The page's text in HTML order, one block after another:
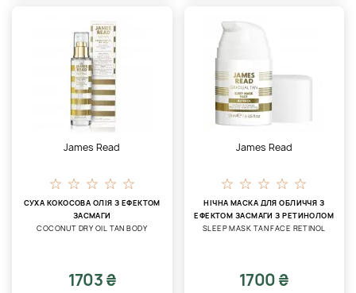
James Read
СУХА КОКОСОВА ОЛІЯ З ЕФЕКТОМ
ЗАСМАГИ
COCONUT DRY OIL TAN BODY
1703 ₴
James Read
НІЧНА МАСКА ДЛЯ ОБЛИЧЧЯ З
ЕФЕКТОМ ЗАСМАГИ З РЕТИНОЛОМ
SLEEP MASK TAN FACE RETINOL
1700 ₴